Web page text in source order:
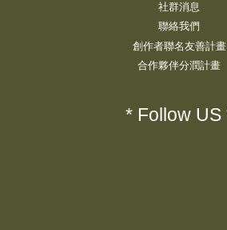
社群消息
聯絡我們
創作者聯名友善計畫
合作夥伴分潤計畫
* Follow US